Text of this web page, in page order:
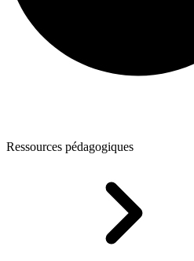
Ressources pédagogiques